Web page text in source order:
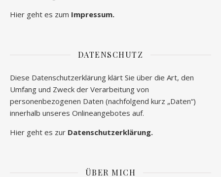
Hier geht es zum Impressum.
DATENSCHUTZ
Diese Datenschutzerklärung klärt Sie über die Art, den
Umfang und Zweck der Verarbeitung von
personenbezogenen Daten (nachfolgend kurz „Daten“)
innerhalb unseres Onlineangebotes auf.
Hier geht es zur Datenschutzerklärung.
ÜBER MICH